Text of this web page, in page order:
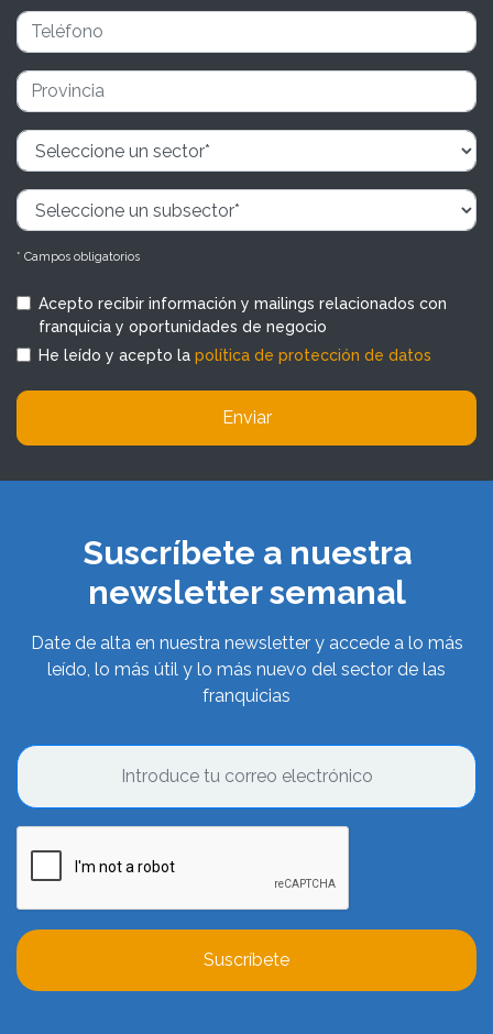
* Campos obligatorios
Acepto recibir información y mailings relacionados con
franquicia y oportunidades de negocio
He leído y acepto la política de protección de datos
Enviar
Suscríbete a nuestra
newsletter semanal
Date de alta en nuestra newsletter y accede a lo más
leído, lo más útil y lo más nuevo del sector de las
franquicias
Suscríbete